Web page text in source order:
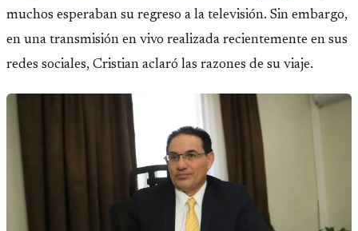
muchos esperaban su regreso a la televisión. Sin embargo,
en una transmisión en vivo realizada recientemente en sus
redes sociales, Cristian aclaró las razones de su viaje.